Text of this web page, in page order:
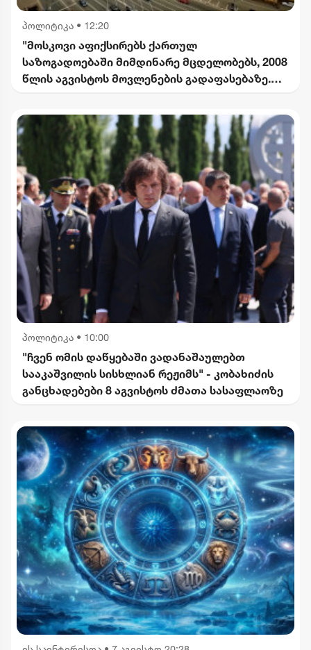
პოლიტიკა • 12:20
"მოსკოვი აფიქსირებს ქართულ
საზოგადოებაში მიმდინარე მცდელობებს, 2008
წლის აგვისტოს მოვლენების გადაფასებაზე.
განცხადებებს შერიგების აუცილებლობაზე" -
რუსეთის საგარეო უწყება
პოლიტიკა • 10:00
"ჩვენ ომის დაწყებაში ვადანაშაულებთ
სააკაშვილის სისხლიან რეჟიმს" - კობახიძის
განცხადებები 8 აგვისტოს ძმათა სასაფლაოზე